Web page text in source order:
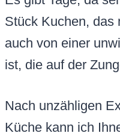
Stück Kuchen, das
auch von einer
ist, die auf der
Nach unzähligen
Küche kann ich